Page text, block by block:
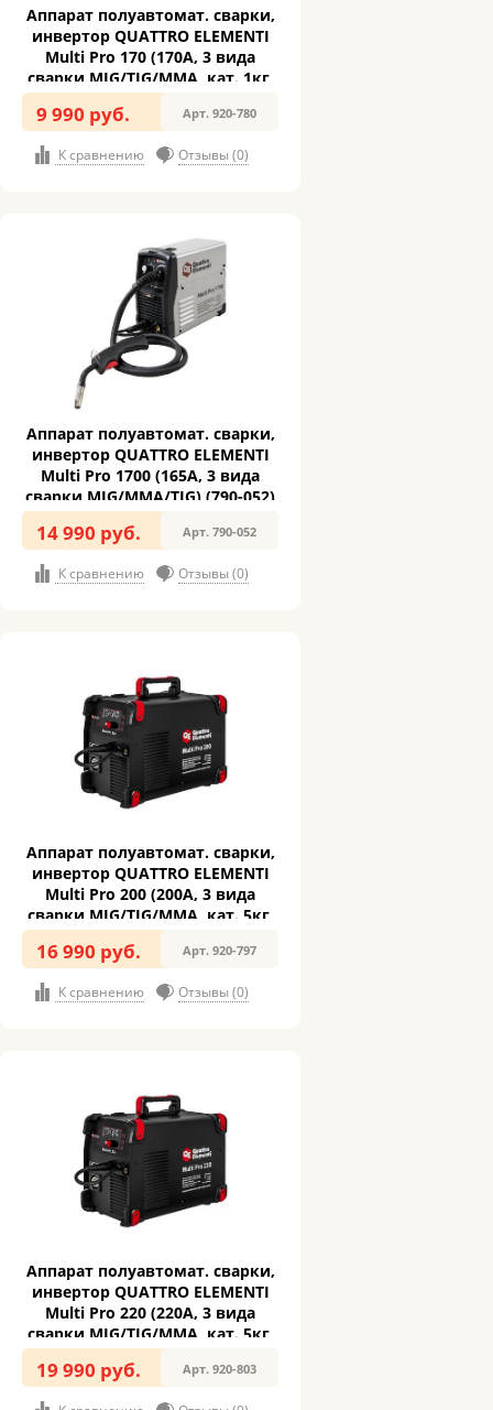
Аппарат полуавтомат. сварки,
инвертор QUATTRO ELEMENTI
Multi Pro 170 (170A, 3 вида
сварки MIG/TIG/MMA, кат. 1кг,
дисплей) (920-780)
9 990 руб. Арт. 920-780
К сравнению Отзывы (0)
Аппарат полуавтомат. сварки,
инвертор QUATTRO ELEMENTI
Multi Pro 1700 (165A, 3 вида
сварки MIG/MMA/TIG) (790-052)
14 990 руб. Арт. 790-052
К сравнению Отзывы (0)
Аппарат полуавтомат. сварки,
инвертор QUATTRO ELEMENTI
Multi Pro 200 (200A, 3 вида
сварки MIG/TIG/MMA, кат. 5кг,
дисплей) (920-797)
16 990 руб. Арт. 920-797
К сравнению Отзывы (0)
Аппарат полуавтомат. сварки,
инвертор QUATTRO ELEMENTI
Multi Pro 220 (220A, 3 вида
сварки MIG/TIG/MMA, кат. 5кг,
дисплей) (920-803)
19 990 руб. Арт. 920-803